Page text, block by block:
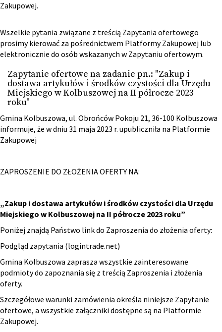
Zakupowej.
Wszelkie pytania związane z treścią Zapytania ofertowego
prosimy kierować za pośrednictwem Platformy Zakupowej lub
elektronicznie do osób wskazanych w Zapytaniu ofertowym.
Zapytanie ofertowe na zadanie pn.: "Zakup i
dostawa artykułów i środków czystości dla Urzędu
Miejskiego w Kolbuszowej na II półrocze 2023
roku"
Gmina Kolbuszowa, ul. Obrońców Pokoju 21, 36-100 Kolbuszowa
informuje, że w dniu 31 maja 2023 r. upubliczniła na Platformie
Zakupowej
ZAPROSZENIE DO ZŁOŻENIA OFERTY NA:
„Zakup i dostawa artykułów i środków czystości dla Urzędu
Miejskiego w Kolbuszowej na II półrocze 2023 roku”
Poniżej znajdą Państwo link do Zaproszenia do złożenia oferty:
Podgląd zapytania (logintrade.net)
Gmina Kolbuszowa zaprasza wszystkie zainteresowane
podmioty do zapoznania się z treścią Zaproszenia i złożenia
oferty.
Szczegółowe warunki zamówienia określa niniejsze Zapytanie
ofertowe, a wszystkie załączniki dostępne są na Platformie
Zakupowej.